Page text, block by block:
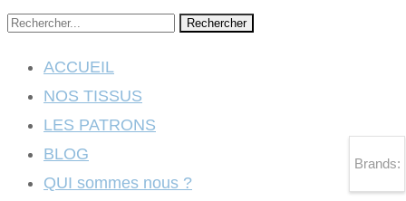
Rechercher
ACCUEIL
NOS TISSUS
LES PATRONS
BLOG
QUI sommes nous ?
Brands: